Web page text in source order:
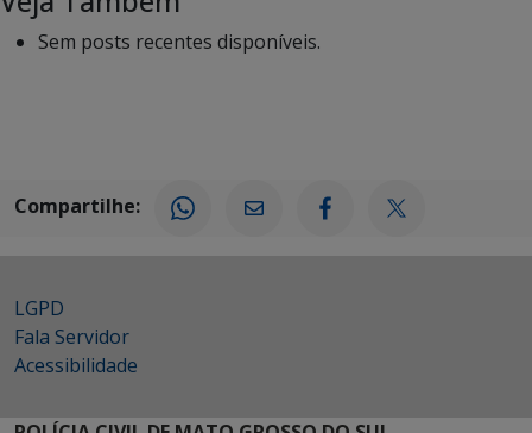
Sem posts recentes disponíveis.
Compartilhe:
LGPD
Fala Servidor
Acessibilidade